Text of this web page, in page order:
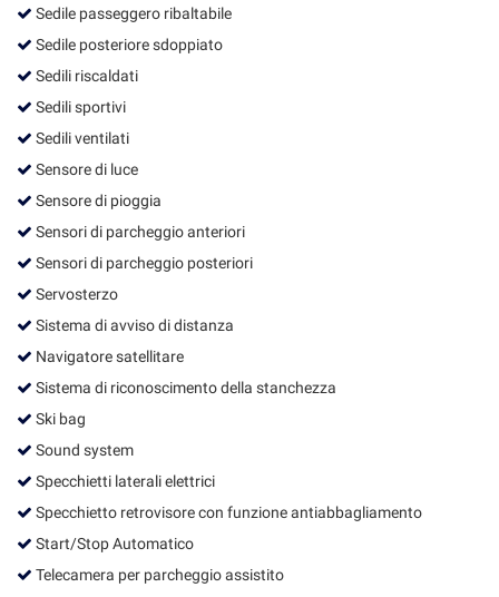
Sedile passeggero ribaltabile
Sedile posteriore sdoppiato
Sedili riscaldati
Sedili sportivi
Sedili ventilati
Sensore di luce
Sensore di pioggia
Sensori di parcheggio anteriori
Sensori di parcheggio posteriori
Servosterzo
Sistema di avviso di distanza
Navigatore satellitare
Sistema di riconoscimento della stanchezza
Ski bag
Sound system
Specchietti laterali elettrici
Specchietto retrovisore con funzione antiabbagliamento
Start/Stop Automatico
Telecamera per parcheggio assistito